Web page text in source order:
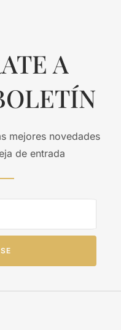
A
mejores novedades
de entrada